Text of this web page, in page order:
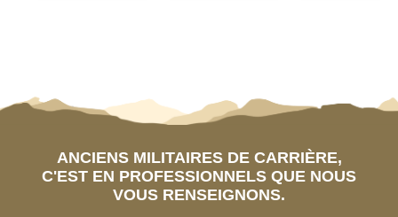
ANCIENS MILITAIRES DE CARRIÈRE,
C'EST EN PROFESSIONNELS QUE NOUS
VOUS RENSEIGNONS.